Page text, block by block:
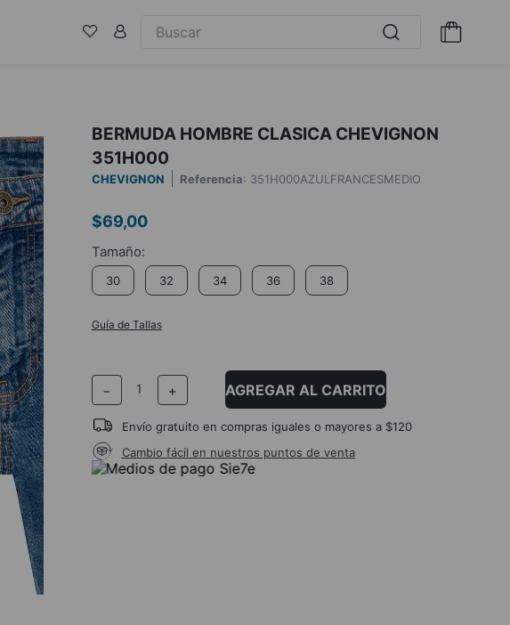
BERMUDA HOMBRE CLASICA CHEVIGNON
351H000
CHEVIGNON Referencia: 351H000AZULFRANCESMEDIO
$69,00
30 32 34 36 38
Guía de Tallas
＋
－ AGREGAR AL CARRITO
Envío gratuito en compras iguales o mayores a $120
Cambio fácil en nuestros puntos de venta